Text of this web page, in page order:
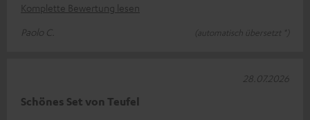
Komplette Bewertung lesen
Paolo C.
(automatisch übersetzt *)
Schönes Set von Teufel
28.07.2026